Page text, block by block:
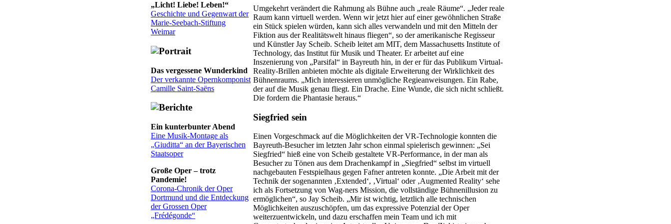
„Licht! Liebe! Leben!“
Geschichte und Gegenwart der
Marie-Seebach-Stiftung
Weimar
Das vergessene Wunderkind
Der verkannte Opernkomponist
Camille Saint-Saëns
Ein kunterbunter Abend
Eine Musik-Montage als
„Giuditta“ an der Bayerischen
Staatsoper
Große Oper – trotz
Pandemie!
Corona-Chronik der Oper
Dortmund und die Entdeckung
der Grossen Oper
„Frédégonde“
Umgekehrt verändert die Rahmung als Bühne auch „reale Räume“. „Jeder reale
Raum kann virtuell werden. Wenn wir jetzt hier auf einer gewöhnlichen Straße
ein Stück spielen würden, kann sich alles verwandeln und mit den Mitteln der
Fiktion aus der Realitätswelt hinaus fliegen“, so der amerikanische Regisseur
und Künstler Jay Scheib. Scheib leitet am MIT, dem Massachusetts Institute of
Technology, das Institut für Musik und Theater. Er arbeitet auf eine
Inszenierung von „Parsifal“ in Bayreuth hin, in der er für das Publikum Virtual-
Reality-Brillen anbieten möchte als digitale Erweiterung der Wirklichkeit des
Bühnenraums. „Mich interessieren unmögliche Regieanweisungen. Ein Rabe,
der auf die Musik genau fliegt. Ein Drache. Eine Wunde, die sich nicht schließt.
Die fordern die Phantasie heraus.“
Siegfried sein
Einen Vorgeschmack auf die Möglichkeiten der VR-Technologie konnten die
Bayreuth-Besucher im letzten Jahr schon einmal spielerisch gewinnen: „Sei
Siegfried“ hieß eine von Scheib gestaltete VR-Performance, in der man als
Besucher zu Tönen aus dem Drachenkampf in „Siegfried“ selbst im virtuell
nachgebauten Festspielhaus gegen Fafner antreten konnte. „Die Arbeit mit der
Technik der sogenannten ‚Extended‘, ‚Virtual‘ oder ‚Augmented Reality‘ sehe
ich als Fortsetzung von Wag-ners Mission, die vollständige Bühnenillusion zu
ermöglichen“, so Jay Scheib. „Mir ist wichtig, letztlich alle technischen
Möglichkeiten auszuschöpfen, um das expressive Potenzial der Oper
weiterzuentwickeln, und dazu erschaffen mein Team und ich mit